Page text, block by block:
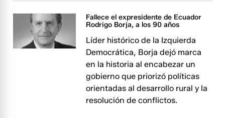
Fallece el expresidente de Ecuador
Rodrigo Borja, a los 90 años
Líder histórico de la Izquierda
Democrática, Borja dejó marca
en la historia al encabezar un
gobierno que priorizó políticas
orientadas al desarrollo rural y la
resolución de conflictos.